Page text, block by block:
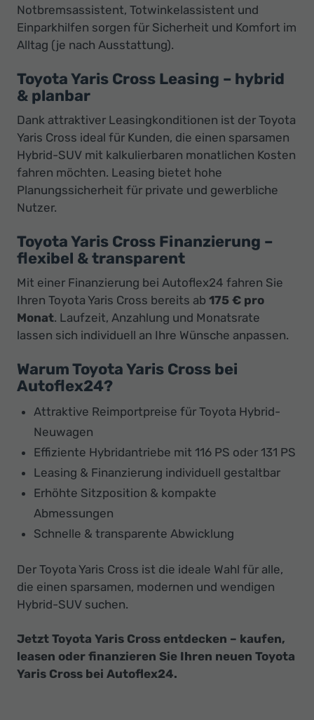
Notbremsassistent, Totwinkelassistent und
Einparkhilfen sorgen für Sicherheit und Komfort im
Alltag (je nach Ausstattung).
Toyota Yaris Cross Leasing – hybrid
& planbar
Dank attraktiver Leasingkonditionen ist der Toyota
Yaris Cross ideal für Kunden, die einen sparsamen
Hybrid-SUV mit kalkulierbaren monatlichen Kosten
fahren möchten. Leasing bietet hohe
Planungssicherheit für private und gewerbliche
Nutzer.
Toyota Yaris Cross Finanzierung –
flexibel & transparent
Mit einer Finanzierung bei Autoflex24 fahren Sie
Ihren Toyota Yaris Cross bereits ab 175 € pro
Monat. Laufzeit, Anzahlung und Monatsrate
lassen sich individuell an Ihre Wünsche anpassen.
Warum Toyota Yaris Cross bei
Autoflex24?
Attraktive Reimportpreise für Toyota Hybrid-
Neuwagen
Effiziente Hybridantriebe mit 116 PS oder 131 PS
Leasing & Finanzierung individuell gestaltbar
Erhöhte Sitzposition & kompakte
Abmessungen
Schnelle & transparente Abwicklung
Der Toyota Yaris Cross ist die ideale Wahl für alle,
die einen sparsamen, modernen und wendigen
Hybrid-SUV suchen.
Jetzt Toyota Yaris Cross entdecken – kaufen,
leasen oder finanzieren Sie Ihren neuen Toyota
Yaris Cross bei Autoflex24.